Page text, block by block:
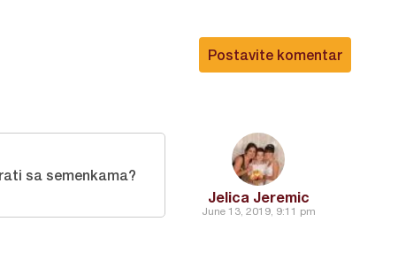
Postavite komentar
Jelica Jeremic
June 13, 2019, 9:11 pm
sa semenkama?